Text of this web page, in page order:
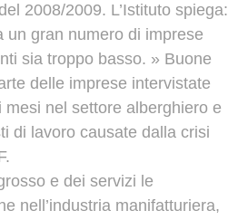
2008/2009. L’Istituto spiega:
un gran numero di imprese
sia troppo basso. » Buone
delle imprese intervistate
mesi nel settore alberghiero e
di lavoro causate dalla crisi
.
e dei servizi le
nell’industria manifatturiera,